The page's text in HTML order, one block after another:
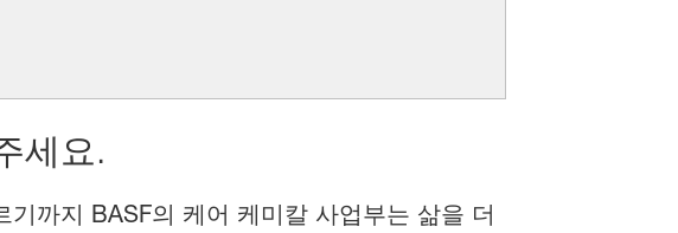
세요.
까지 BASF의 케어 케미칼 사업부는 삶을 더